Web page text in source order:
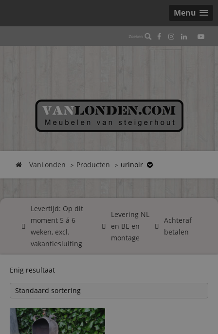
Menu
VanLonden Producten urinoir
Levertijd: Op dit
moment 5 á 6
weken, excl.
vakantiesluiting
Levering NL
en BE en
montage
Achteraf
betalen
Enig resultaat